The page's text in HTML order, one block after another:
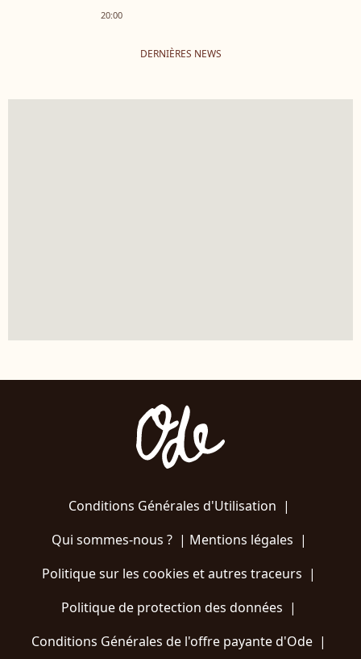
s'est occupée de tout
20:00
DERNIÈRES NEWS
Conditions Générales d'Utilisation |
Qui sommes-nous ?| Mentions légales |
Politique sur les cookies et autres traceurs |
Politique de protection des données |
Conditions Générales de l'offre payante d'Ode |